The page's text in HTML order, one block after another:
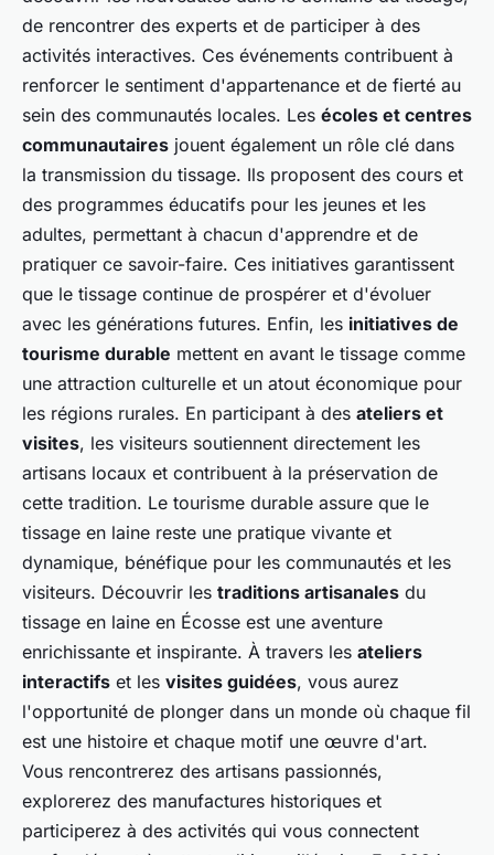
de rencontrer des experts et de participer à des
activités interactives. Ces événements contribuent à
renforcer le sentiment d'appartenance et de fierté au
sein des communautés locales. Les écoles et centres
communautaires jouent également un rôle clé dans
la transmission du tissage. Ils proposent des cours et
des programmes éducatifs pour les jeunes et les
adultes, permettant à chacun d'apprendre et de
pratiquer ce savoir-faire. Ces initiatives garantissent
que le tissage continue de prospérer et d'évoluer
avec les générations futures. Enfin, les initiatives de
tourisme durable mettent en avant le tissage comme
une attraction culturelle et un atout économique pour
les régions rurales. En participant à des ateliers et
visites, les visiteurs soutiennent directement les
artisans locaux et contribuent à la préservation de
cette tradition. Le tourisme durable assure que le
tissage en laine reste une pratique vivante et
dynamique, bénéfique pour les communautés et les
visiteurs. Découvrir les traditions artisanales du
tissage en laine en Écosse est une aventure
enrichissante et inspirante. À travers les ateliers
interactifs et les visites guidées, vous aurez
l'opportunité de plonger dans un monde où chaque fil
est une histoire et chaque motif une œuvre d'art.
Vous rencontrerez des artisans passionnés,
explorerez des manufactures historiques et
participerez à des activités qui vous connectent